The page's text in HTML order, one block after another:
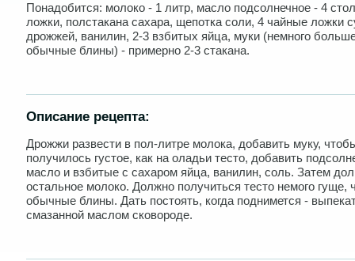
Понадобится: молоко - 1 литр, масло подсолнечное - 4
ложки, полстакана сахара, щепотка соли, 4 чайные ложки
дрожжей, ванилин, 2-3 взбитых яйца, муки (немного
обычные блины) - примерно 2-3 стакана.
Описание рецепта:
Дрожжи развести в пол-литре молока, добавить муку,
получилось густое, как на оладьи тесто, добавить
масло и взбитые с сахаром яйца, ванилин, соль. Затем
остальное молоко. Должно получиться тесто немого гуще,
обычные блины. Дать постоять, когда поднимется -
смазанной маслом сковороде.